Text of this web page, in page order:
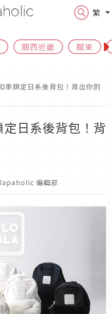
繁
關西近畿 關東
季鎖定日系後背包！背出你的
日系後背包！背
編輯部